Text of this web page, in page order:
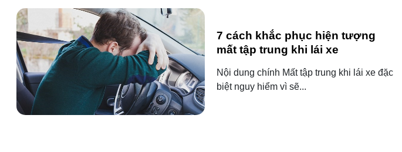
7 cách khắc phục hiện tượng
mất tập trung khi lái xe
Nội dung chính Mất tập trung khi lái xe đặc
biệt nguy hiểm vì sẽ...